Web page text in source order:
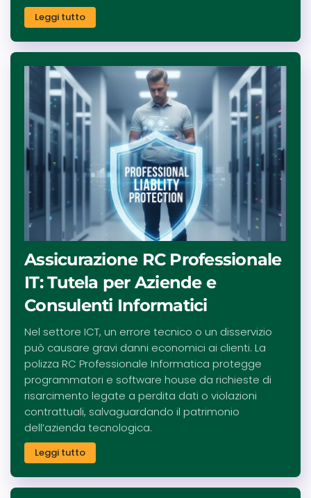
Leggi tutto
Assicurazione RC Professionale
IT: Tutela per Aziende e
Consulenti Informatici
Nel settore ICT, un errore tecnico o un disservizio
può causare gravi danni economici ai clienti. La
polizza RC Professionale Informatica protegge
programmatori e software house da richieste di
risarcimento legate a perdita dati o violazioni
contrattuali, salvaguardando il patrimonio
dell’azienda tecnologica.
Leggi tutto